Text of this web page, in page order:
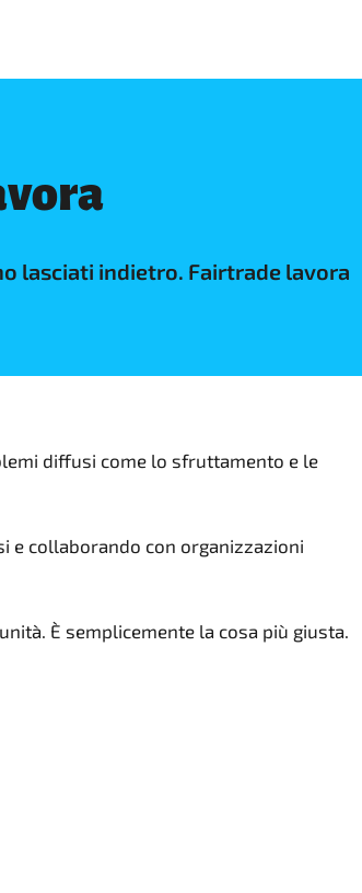
lasciati indietro. Fairtrade lavora
diffusi come lo sfruttamento e le
e collaborando con organizzazioni
È semplicemente la cosa più giusta.